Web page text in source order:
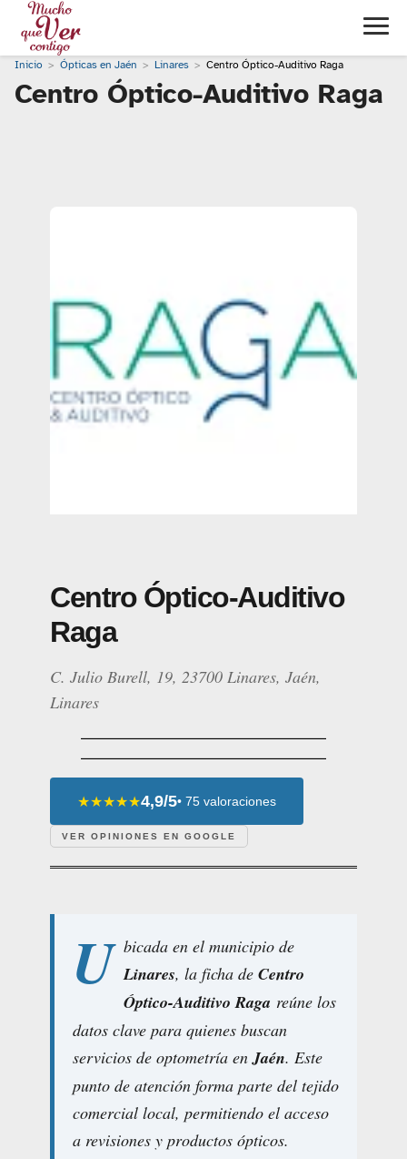
Inicio Ópticas en Jaén Linares Centro Óptico-Auditivo Raga
Centro Óptico-Auditivo Raga
Centro Óptico-Auditivo
Raga
C. Julio Burell, 19, 23700 Linares, Jaén,
Linares
★★★★★4,9/5• 75 valoraciones
VER OPINIONES EN GOOGLE
U bicada en el municipio de
Linares, la ficha de Centro
Óptico-Auditivo Raga reúne los
datos clave para quienes buscan
servicios de optometría enJaén. Este
punto de atención forma parte del tejido
comercial local, permitiendo el acceso
a revisiones y productos ópticos.